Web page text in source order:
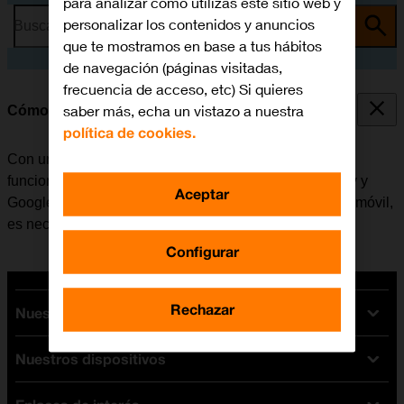
Busca por problema o tema
Cómo activar una cuenta de Google en el móvil
Con una cuenta de Google se tiene acceso a varias
funciones en el móvil, por ejemplo, Gmail, Google Play y
Google+. Antes de activar una cuenta de Google en el móvil,
es necesario
Nuestras tarifas
Tarifas Orange
Tarifas fibra y móvil
Nuestros dispositivos
personalizar los contenidos y anuncios
que te mostramos en base a tus hábitos
de navegación (páginas visitadas,
frecuencia de acceso, etc) Si quieres
saber más, echa un vistazo a nuestra
política de cookies.
Configurar
Rechazar
Aceptar